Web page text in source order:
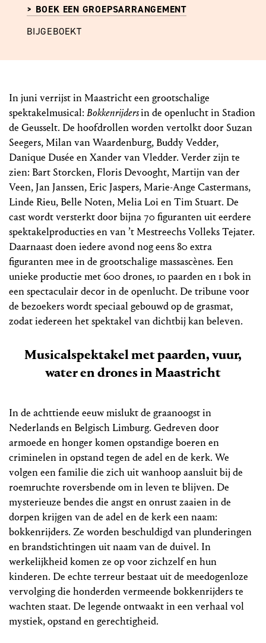
In juni verrijst in Maastricht een grootschalige
spektakelmusical: Bokkenrijdersin de openlucht in Stadion
de Geusselt. De hoofdrollen worden vertolkt door Suzan
Seegers, Milan van Waardenburg, Buddy Vedder,
Danique Dusée en Xander van Vledder. Verder zijn te
zien: Bart Storcken, Floris Devooght, Martijn van der
Veen, Jan Janssen, Eric Jaspers, Marie-Ange Castermans,
Linde Rieu, Belle Noten, Melia Loi en Tim Stuart. De
cast wordt versterkt door bijna 70 figuranten uit eerdere
spektakelproducties en van ’t Mestreechs Volleks Tejater.
Daarnaast doen iedere avond nog eens 80 extra
figuranten mee in de grootschalige massascènes. Een
unieke productie met 600 drones, 10 paarden en 1 bok in
een spectaculair decor in de openlucht. De tribune voor
de bezoekers wordt speciaal gebouwd op de grasmat,
zodat iedereen het spektakel van dichtbij kan beleven.
Musicalspektakel met paarden, vuur,
water en drones in Maastricht
In de achttiende eeuw mislukt de graanoogst in
Nederlands en Belgisch Limburg. Gedreven door
armoede en honger komen opstandige boeren en
criminelen in opstand tegen de adel en de kerk. We
volgen een familie die zich uit wanhoop aansluit bij de
roemruchte roversbende om in leven te blijven. De
mysterieuze bendes die angst en onrust zaaien in de
dorpen krijgen van de adel en de kerk een naam:
bokkenrijders. Ze worden beschuldigd van plunderingen
en brandstichtingen uit naam van de duivel. In
werkelijkheid komen ze op voor zichzelf en hun
kinderen. De echte terreur bestaat uit de meedogenloze
vervolging die honderden vermeende bokkenrijders te
wachten staat. De legende ontwaakt in een verhaal vol
mystiek, opstand en gerechtigheid.
> BOEK EEN GROEPSARRANGEMENT
BIJGEBOEKT